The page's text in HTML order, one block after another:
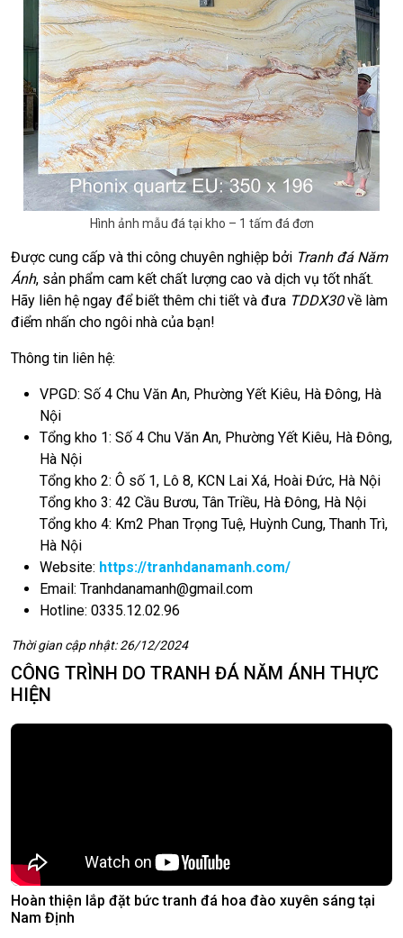
Hình ảnh mẫu đá tại kho – 1 tấm đá đơn
Được cung cấp và thi công chuyên nghiệp bởi Tranh đá Năm
Ánh, sản phẩm cam kết chất lượng cao và dịch vụ tốt nhất.
Hãy liên hệ ngay để biết thêm chi tiết và đưa TDDX30về làm
điểm nhấn cho ngôi nhà của bạn!
Thông tin liên hệ:
VPGD: Số 4 Chu Văn An, Phường Yết Kiêu, Hà Đông, Hà
Nội
Tổng kho 1: Số 4 Chu Văn An, Phường Yết Kiêu, Hà Đông,
Hà Nội
Tổng kho 2: Ô số 1, Lô 8, KCN Lai Xá, Hoài Đức, Hà Nội
Tổng kho 3: 42 Cầu Bươu, Tân Triều, Hà Đông, Hà Nội
Tổng kho 4: Km2 Phan Trọng Tuệ, Huỳnh Cung, Thanh Trì,
Hà Nội
Website: https://tranhdanamanh.com/
Email: Tranhdanamanh@gmail.com
Hotline: 0335.12.02.96
Thời gian cập nhật: 26/12/2024
CÔNG TRÌNH DO TRANH ĐÁ NĂM ÁNH THỰC
HIỆN
Hoàn thiện lắp đặt bức tranh đá hoa đào xuyên sáng tại
Nam Định